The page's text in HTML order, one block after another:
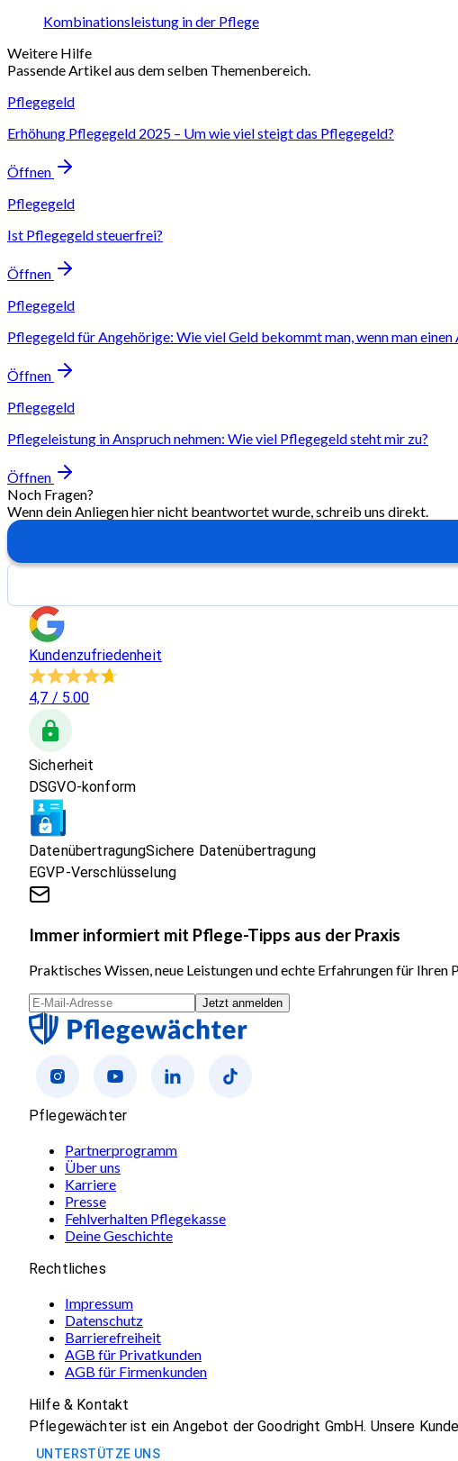
Kombinationsleistung in der Pflege
Weitere Hilfe
Passende Artikel aus dem selben Themenbereich.
Pflegegeld
Erhöhung Pflegegeld 2025 – Um wie viel steigt das Pflegegeld?
Öffnen
Pflegegeld
Ist Pflegegeld steuerfrei?
Öffnen
Pflegegeld
Pflegegeld für Angehörige: Wie viel Geld bekommt man, wenn man
Öffnen
Pflegegeld
Pflegeleistung in Anspruch nehmen: Wie viel Pflegegeld steht mir zu?
Öffnen
Noch Fragen?
Wenn dein Anliegen hier nicht beantwortet wurde, schreib uns direkt.
Kundenzufriedenheit
4,7 / 5.00
Sicherheit
DSGVO-konform
DatenübertragungSichere Datenübertragung
EGVP-Verschlüsselung
Immer informiert mit Pflege-Tipps aus der Praxis
Praktisches Wissen, neue Leistungen und echte Erfahrungen für Ihren
Jetzt anmelden
Pflegewächter
Partnerprogramm
Über uns
Karriere
Presse
Fehlverhalten Pflegekasse
Deine Geschichte
Rechtliches
Impressum
Datenschutz
Barrierefreiheit
AGB für Privatkunden
AGB für Firmenkunden
Hilfe & Kontakt
Pflegewächter ist ein Angebot der Goodright GmbH. Unsere
UNTERSTÜTZE UNS